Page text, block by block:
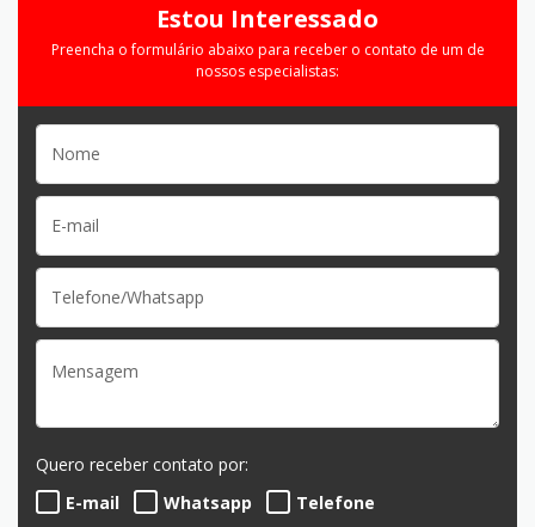
Estou Interessado
Preencha o formulário abaixo para receber o contato de um de
nossos especialistas:
Quero receber contato por:
E-mail
Whatsapp Telefone